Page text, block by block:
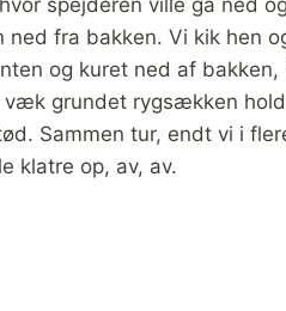
spejderen ville gå ned
ned fra bakken. Vi kik hen
og kuret ned af
væk grundet rygsækken
Sammen tur, endt vi i
klatre op, av, av.